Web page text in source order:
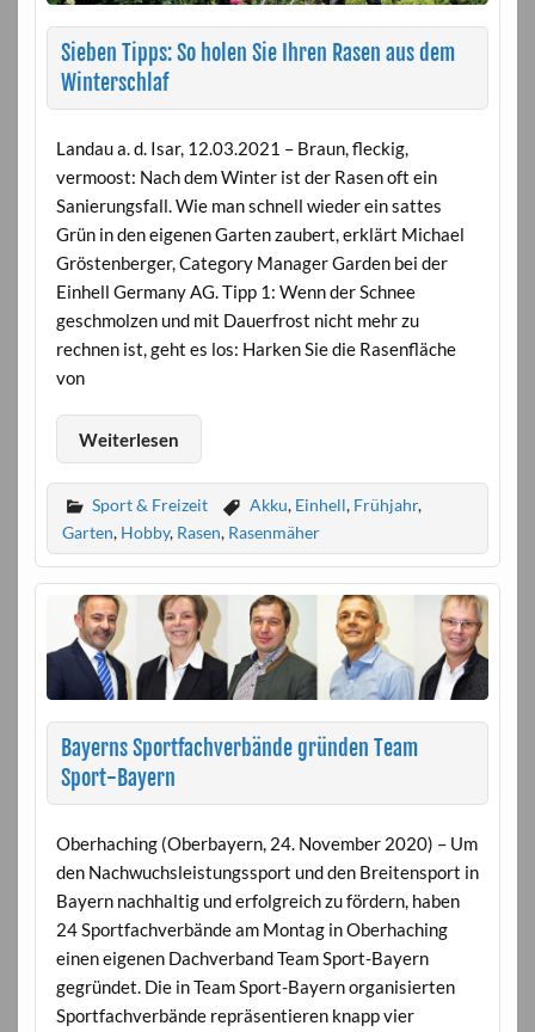
Sieben Tipps: So holen Sie Ihren Rasen aus dem
Winterschlaf
Landau a. d. Isar, 12.03.2021 – Braun, fleckig,
vermoost: Nach dem Winter ist der Rasen oft ein
Sanierungsfall. Wie man schnell wieder ein sattes
Grün in den eigenen Garten zaubert, erklärt Michael
Gröstenberger, Category Manager Garden bei der
Einhell Germany AG. Tipp 1: Wenn der Schnee
geschmolzen und mit Dauerfrost nicht mehr zu
rechnen ist, geht es los: Harken Sie die Rasenfläche
von
Weiterlesen
Sport & Freizeit Akku, Einhell, Frühjahr,
Garten, Hobby, Rasen, Rasenmäher
Bayerns Sportfachverbände gründen Team
Sport-Bayern
Oberhaching (Oberbayern, 24. November 2020) – Um
den Nachwuchsleistungssport und den Breitensport in
Bayern nachhaltig und erfolgreich zu fördern, haben
24 Sportfachverbände am Montag in Oberhaching
einen eigenen Dachverband Team Sport-Bayern
gegründet. Die in Team Sport-Bayern organisierten
Sportfachverbände repräsentieren knapp vier